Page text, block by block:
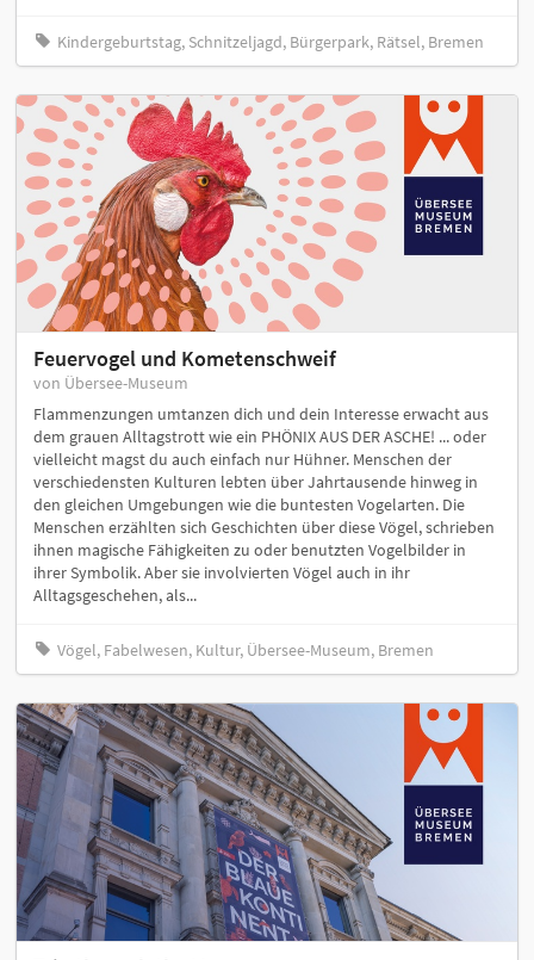
Kindergeburtstag, Schnitzeljagd, Bürgerpark, Rätsel, Bremen
Feuervogel und Kometenschweif
von Übersee-Museum
Flammenzungen umtanzen dich und dein Interesse erwacht aus
dem grauen Alltagstrott wie ein PHÖNIX AUS DER ASCHE! ... oder
vielleicht magst du auch einfach nur Hühner. Menschen der
verschiedensten Kulturen lebten über Jahrtausende hinweg in
den gleichen Umgebungen wie die buntesten Vogelarten. Die
Menschen erzählten sich Geschichten über diese Vögel, schrieben
ihnen magische Fähigkeiten zu oder benutzten Vogelbilder in
ihrer Symbolik. Aber sie involvierten Vögel auch in ihr
Alltagsgeschehen, als...
Vögel, Fabelwesen, Kultur, Übersee-Museum, Bremen